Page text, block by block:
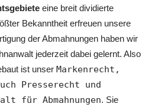
eine breit dividierte
Bekanntheit erfreuen unsere
der Abmahnungen haben wir
jederzeit dabei gelernt. Also
ist unser Markenrecht,
Presserecht und
für Abmahnungen. Sie